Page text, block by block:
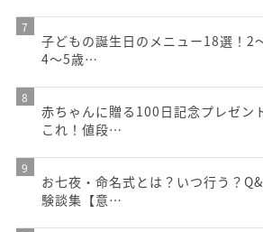
子どもの誕生日のメニュー18選！2
4～5歳…
赤ちゃんに贈る100日記念プレゼン
これ！値段…
お七夜・命名式とは？いつ行う？
験談集【意…